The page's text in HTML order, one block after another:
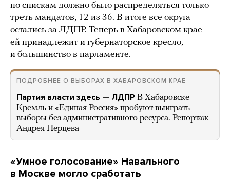
по спискам должно было распределяться только
треть мандатов, 12 из 36. В итоге все округа
остались за ЛДПР. Теперь в Хабаровском крае
ей принадлежит и губернаторское кресло,
и большинство в парламенте.
ПОДРОБНЕЕ О ВЫБОРАХ В ХАБАРОВСКОМ КРАЕ
Партия власти здесь — ЛДПР В Хабаровске
Кремль и «Единая Россия» пробуют выиграть
выборы без административного ресурса. Репортаж
Андрея Перцева
«Умное голосование» Навального
в Москве могло сработать